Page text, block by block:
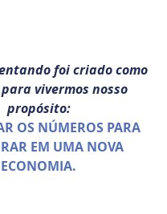
foi criado como
vivermos nosso
propósito:
OS NÚMEROS PARA
EM UMA NOVA
ECONOMIA.